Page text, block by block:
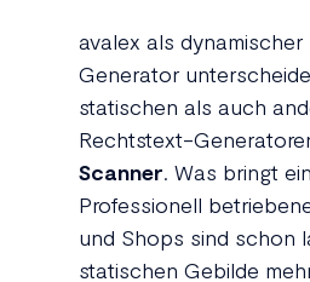
avalex als
Generator
statischen als auch
Rechtstext-
Scanner. Was bringt
Professionell
und Shops sind schon
statischen Gebilde